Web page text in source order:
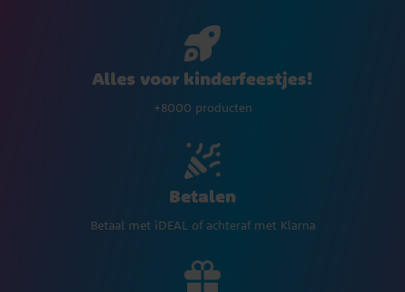
Alles voor kinderfeestjes!
+8000 producten
Betalen
Betaal met iDEAL of achteraf met Klarna